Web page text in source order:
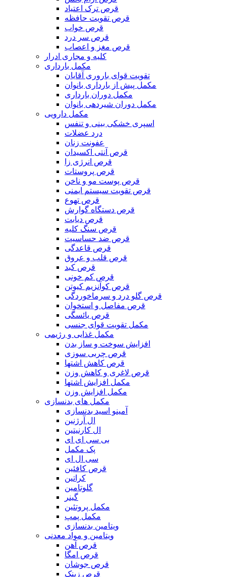
قرص ترک اعتیاد
قرص تقویت حافظه
قرص خواب
قرص سر درد
قرص مغز و اعصاب
کلیه و مجاری ادرار
مکمل بارداری
تقویت قوای باروری آقایان
مکمل پیش از بارداری بانوان
مکمل دوران بارداری
مکمل دوران شیردهی بانوان
مکمل دارویی
اسپری خشکی بینی و تنفس
درد عضلات
عفونت زنان
قرص آنتی اکسیدان
قرص انرژی زا
قرص پروستات
قرص پوست مو و ناخن
قرص تقویت سیستم ایمنی
قرص تهوع
قرص دستگاه گوارش
قرص دیابت
قرص سنگ کلیه
قرص ضد حساسیت
قرص قاعدگی
قرص قلب و عروق
قرص کبد
قرص کم خونی
قرص کوآنزیم کیوتن
قرص گلو درد و سرماخوردگی
قرص مفاصل و استخوان
قرص یائسگی
مکمل تقویت قوای جنسی
مکمل غذایی و رژیمی
افزایش سوخت و ساز بدن
قرص چربی سوزی
قرص کاهش اشتها
قرص لاغری و کاهش وزن
مکمل افزایش اشتها
مکمل افزایش وزن
مکمل های بدنسازی
آمینو اسید بدنسازی
ال آرژنین
ال کارنیتین
بی سی ای ای
پک مکمل
سی ال ای
قرص کافئین
کراتین
گلوتامین
گینر
مکمل پروتئین
مکمل پمپ
ویتامین بدنسازی
ویتامین و مواد معدنی
قرص آهن
قرص امگا
قرص جوشان
قرص زینک